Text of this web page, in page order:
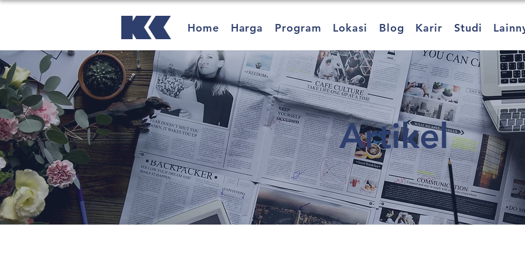
Home Harga Program Lokasi Blog Karir Studi
Artikel